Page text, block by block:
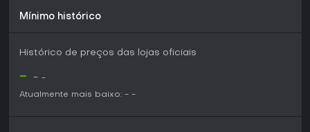
Mínimo histórico
Histórico de preços das lojas oficiais
- - -
Atualmente mais baixo: - -